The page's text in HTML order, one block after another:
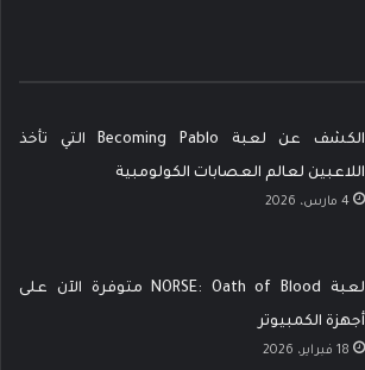
الكشف عن لعبة Becoming Pablo التي تأخذ
اللاعبين لعالم العصابات الكولومبية
4 مارس، 2026
لعبة NORSE: Oath of Blood متوفرة الآن على
أجهزة الكمبيوتر
18 فبراير، 2026